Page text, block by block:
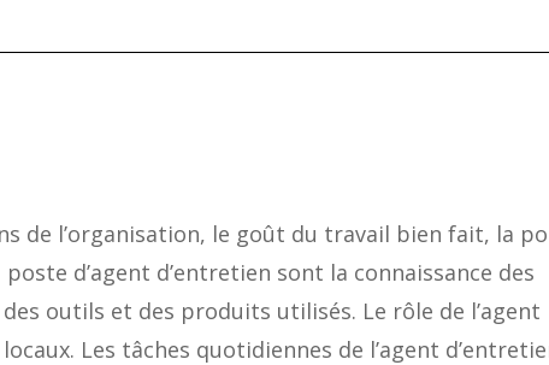
de l’organisation, le goût du travail bien fait, la
d’agent d’entretien sont la connaissance des
outils et des produits utilisés. Le rôle de l’agent
Les tâches quotidiennes de l’agent